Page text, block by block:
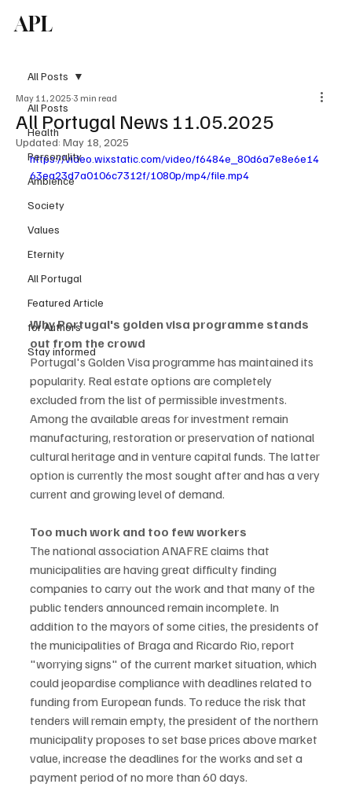
APL
All Posts
Health
Personality
Ambience
Society
Values
Eternity
All Portugal
Featured Article
for Authors
Stay informed
All Posts
All Portugal News 11.05.2025
May 11, 2025 3 min read
Updated: May 18, 2025
https://video.wixstatic.com/video/f6484e_80d6a7e8e6e14
63ea23d7a0106c7312f/1080p/mp4/file.mp4
Why Portugal's golden visa programme stands
out from the crowd
Portugal's Golden Visa programme has maintained its
popularity. Real estate options are completely
excluded from the list of permissible investments.
Among the available areas for investment remain
manufacturing, restoration or preservation of national
cultural heritage and in venture capital funds. The latter
option is currently the most sought after and has a very
current and growing level of demand.
Too much work and too few workers
The national association ANAFRE claims that
municipalities are having great difficulty finding
companies to carry out the work and that many of the
public tenders announced remain incomplete. In
addition to the mayors of some cities, the presidents of
the municipalities of Braga and Ricardo Rio, report
"worrying signs" of the current market situation, which
could jeopardise compliance with deadlines related to
funding from European funds. To reduce the risk that
tenders will remain empty, the president of the northern
municipality proposes to set base prices above market
value, increase the deadlines for the works and set a
payment period of no more than 60 days.